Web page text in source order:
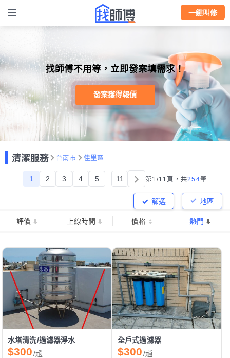
一鍵叫修
找師傅不用等，立即發案填需求！
發案獲得報價
清潔服務 台南市 佳里區
1 2 3 4 5 11 第1/11頁， 共254筆
地區
篩選
評價 上線時間 價格 熱門
水塔清洗/過濾器淨水
$300/趟
全戶式過濾器
$300/趟